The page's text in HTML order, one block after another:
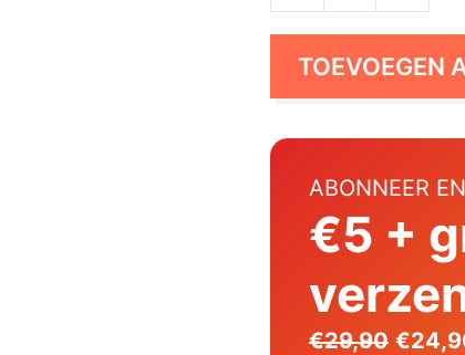
K2
Boost
TOEVOEGEN
ABONNEER
€5 +
€29,90 €